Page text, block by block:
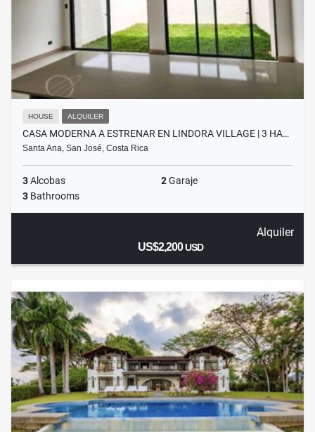
HOUSE ALQUILER
CASA MODERNA A ESTRENAR EN LINDORA VILLAGE | 3 HA…
Santa Ana, San José, Costa Rica
3Alcobas 2Garaje
3 Bathrooms
Alquiler
US$2,200USD